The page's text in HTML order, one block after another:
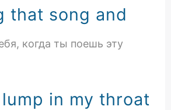
that song and
когда ты поешь эту
in my throat